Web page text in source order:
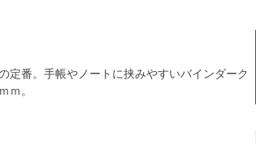
定番。手帳やノートに挟みやすいバインダーク
ｍ。